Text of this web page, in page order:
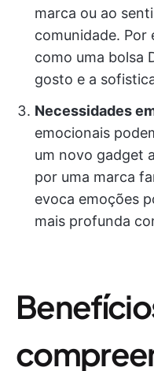
marca ou ao
comunidade. Por
como uma bolsa
gosto e a
Necessidades
emocionais
um novo gadget
por uma marca
evoca emoções
mais profunda